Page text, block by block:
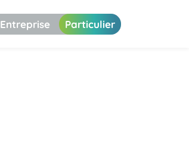
Entreprise Particulier